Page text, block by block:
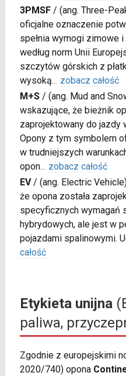
3PMSF/ (ang. Three-
oficjalne oznaczenie
spełnia wymogi zimowe
według norm Unii
szczytów górskich z
wysoką... zobacz całość
M+S/ (ang. Mud and
wskazujące, że bieżnik
zaprojektowany do jazdy
Opony z tym symbolem
w trudniejszych
opon... zobacz całość
EV/ (ang. Electric
że opona została
specyficznych wymagań
hybrydowych, ale jest w
pojazdami spalinowymi.
całość
Etykieta unijna
paliwa,
Zgodnie z europejskimi
2020/740) opona